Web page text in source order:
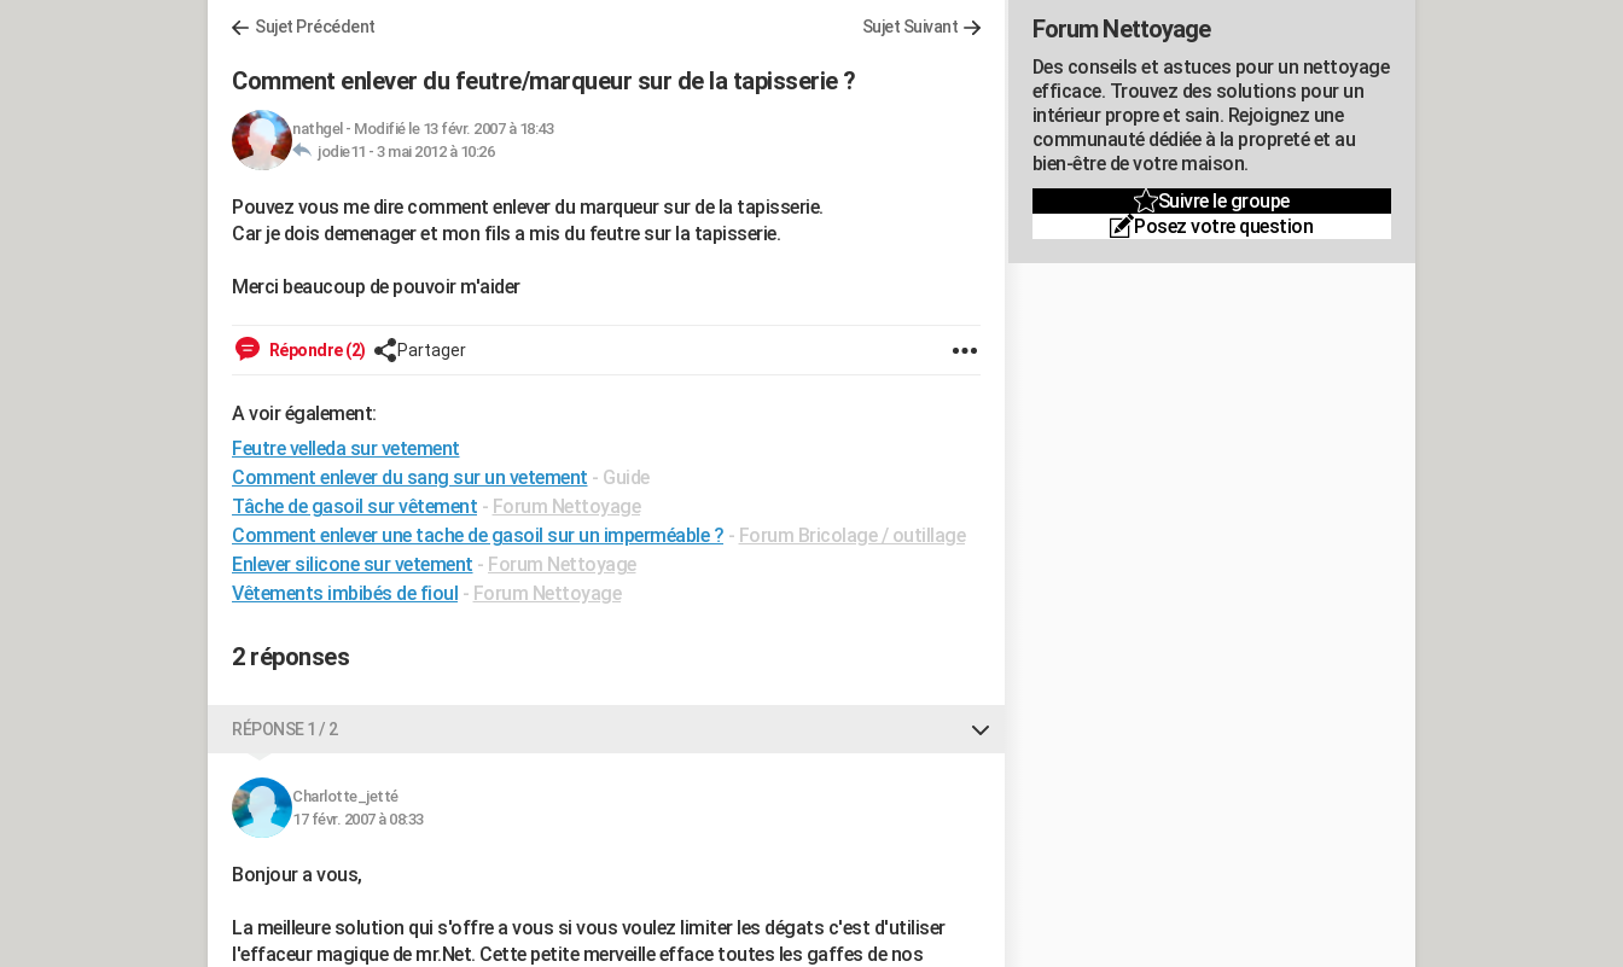
Sujet Précédent Sujet Suivant
Comment enlever du feutre/marqueur sur de la tapisserie ?
nathgel - Modifié le 13 févr. 2007 à 18:43
jodie11 - 3 mai 2012 à 10:26
Pouvez vous me dire comment enlever du marqueur sur de la tapisserie.
Car je dois demenager et mon fils a mis du feutre sur la tapisserie.
Merci beaucoup de pouvoir m'aider
Répondre (2) Partager
A voir également:
Feutre velleda sur vetement
Comment enlever du sang sur un vetement - Guide
Tâche de gasoil sur vêtement - Forum Nettoyage
Comment enlever une tache de gasoil sur un imperméable ? - Forum Bricolage / outillage
Enlever silicone sur vetement - Forum Nettoyage
Vêtements imbibés de fioul - Forum Nettoyage
2 réponses
RÉPONSE 1 / 2
Charlotte_jetté
17 févr. 2007 à 08:33
Bonjour a vous,
La meilleure solution qui s'offre a vous si vous voulez limiter les dégats c'est d'utiliser
l'effaceur magique de mr.Net. Cette petite merveille efface toutes les gaffes de nos
Forum Nettoyage
Des conseils et astuces pour un nettoyage
efficace. Trouvez des solutions pour un
intérieur propre et sain. Rejoignez une
communauté dédiée à la propreté et au
bien-être de votre maison.
Suivre le groupe
Posez votre question